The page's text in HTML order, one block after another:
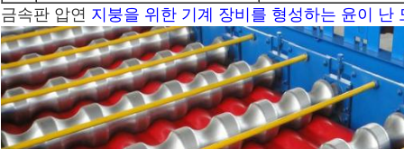
금속판 압연 지붕을 위한 기계 장비를 형성하는 윤이 난